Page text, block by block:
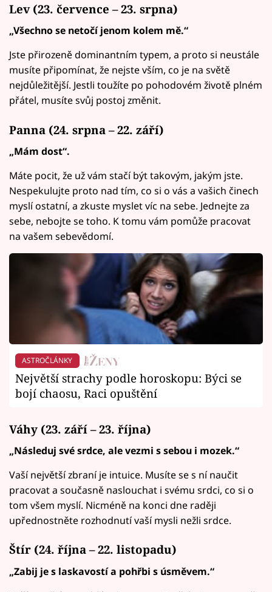
Lev (23. července – 23. srpna)
„Všechno se netočí jenom kolem mě.“
Jste přirozeně dominantním typem, a proto si neustále
musíte připomínat, že nejste vším, co je na světě
nejdůležitější. Jestli toužíte po pohodovém životě plném
přátel, musíte svůj postoj změnit.
Panna (24. srpna – 22. září)
„Mám dost“.
Máte pocit, že už vám stačí být takovým, jakým jste.
Nespekulujte proto nad tím, co si o vás a vašich činech
myslí ostatní, a zkuste myslet víc na sebe. Jednejte za
sebe, nebojte se toho. K tomu vám pomůže pracovat
na vašem sebevědomí.
ASTROČLÁNKY
Největší strachy podle horoskopu: Býci se
bojí chaosu, Raci opuštění
Váhy (23. září – 23. října)
„Následuj své srdce, ale vezmi s sebou i mozek.“
Vaší největší zbraní je intuice. Musíte se s ní naučit
pracovat a současně naslouchat i svému srdci, co si o
tom všem myslí. Nicméně na konci dne raději
upřednostněte rozhodnutí vaší mysli nežli srdce.
Štír (24. října – 22. listopadu)
„Zabij je s laskavostí a pohřbi s úsměvem.“